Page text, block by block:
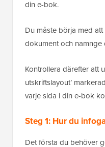
din e-bok.
Du måste börja med
dokument och
Kontrollera därefter att
utskriftslayout’
varje sida i din e-bok
Steg 1: Hur du
Det första du behöver